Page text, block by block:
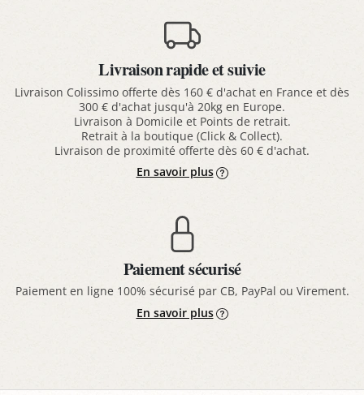
Livraison rapide et suivie
Livraison Colissimo offerte dès 160 € d'achat en France et dès
300 € d'achat jusqu'à 20kg en Europe.
Livraison à Domicile et Points de retrait.
Retrait à la boutique (Click & Collect).
Livraison de proximité offerte dès 60 € d'achat.
En savoir plus
Paiement sécurisé
Paiement en ligne 100% sécurisé par CB, PayPal ou Virement.
En savoir plus